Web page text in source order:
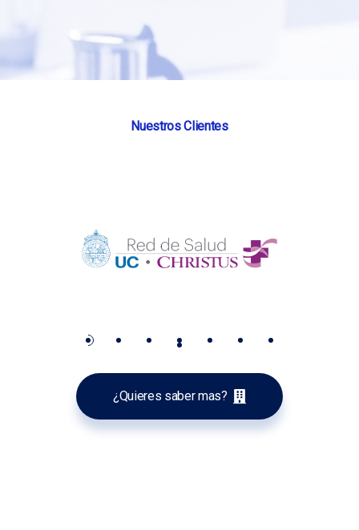
Nuestros Clientes
¿Quieres saber mas?